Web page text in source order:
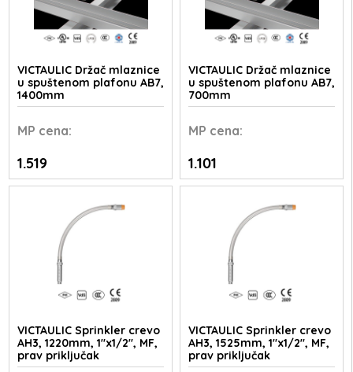
VICTAULIC Držač mlaznice
u spuštenom plafonu AB7,
1400mm
MP cena:
1.519
VICTAULIC Držač mlaznice
u spuštenom plafonu AB7,
700mm
MP cena:
1.101
VICTAULIC Sprinkler crevo
AH3, 1220mm, 1"x1/2", MF,
prav priključak
VICTAULIC Sprinkler crevo
AH3, 1525mm, 1"x1/2", MF,
prav priključak